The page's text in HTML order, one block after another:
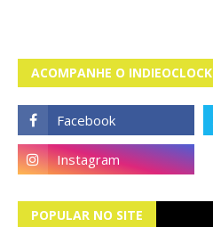
ACOMPANHE O INDIEOCLOCK
POPULAR NO SITE